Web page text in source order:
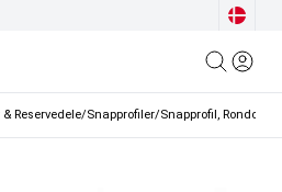
Reservedele/Snapprofiler/Snapprofil, Rondo